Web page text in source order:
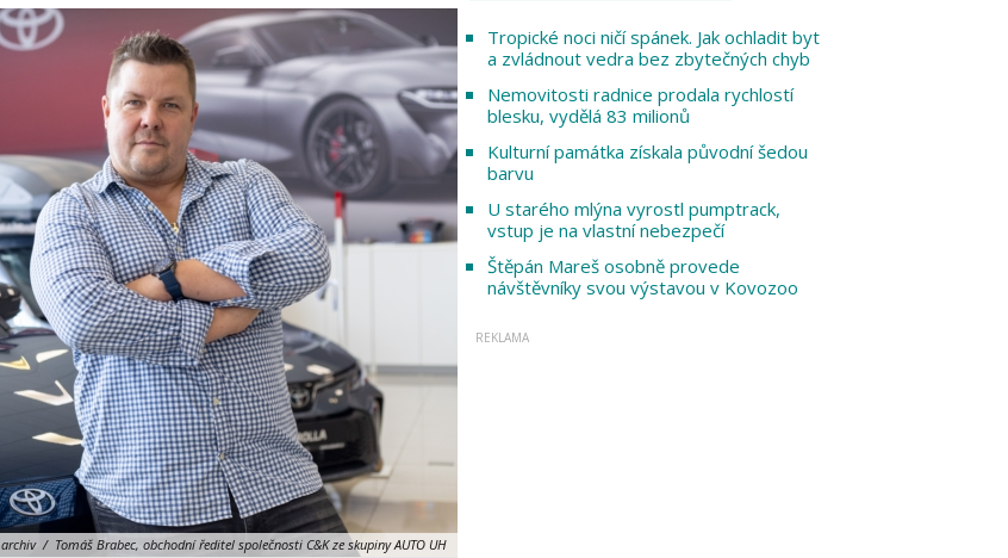
archiv / Tomáš Brabec, obchodní ředitel společnosti C&K ze skupiny AUTO UH
Tropické noci ničí spánek. Jak ochladit byt
a zvládnout vedra bez zbytečných chyb
Nemovitosti radnice prodala rychlostí
blesku, vydělá 83 milionů
Kulturní památka získala původní šedou
barvu
U starého mlýna vyrostl pumptrack,
vstup je na vlastní nebezpečí
Štěpán Mareš osobně provede
návštěvníky svou výstavou v Kovozoo